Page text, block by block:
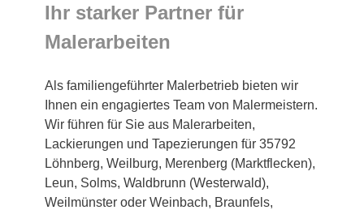
Ihr starker Partner für
Malerarbeiten
Als familiengeführter Malerbetrieb bieten wir
Ihnen ein engagiertes Team von Malermeistern.
Wir führen für Sie aus Malerarbeiten,
Lackierungen und Tapezierungen für 35792
Löhnberg, Weilburg, Merenberg (Marktflecken),
Leun, Solms, Waldbrunn (Westerwald),
Weilmünster oder Weinbach, Braunfels,